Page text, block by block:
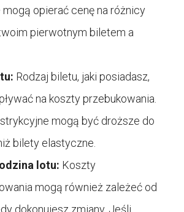
mogą opierać cenę na różnicy
pierwotnym biletem a
Rodzaj biletu, jaki posiadasz,
na koszty przebukowania.
mogą być droższe do
bilety elastyczne.
lotu: Koszty
mogą również zależeć od
dokonujesz zmiany. Jeśli